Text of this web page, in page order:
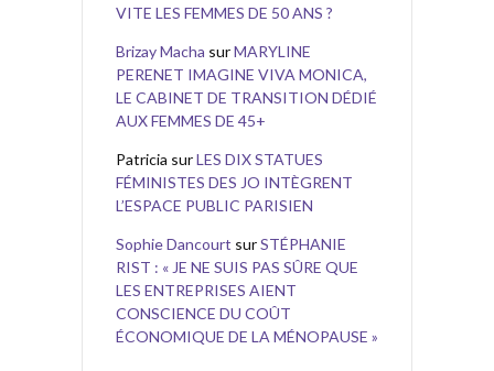
VITE LES FEMMES DE 50 ANS ?
Brizay Macha surMARYLINE
PERENET IMAGINE VIVA MONICA,
LE CABINET DE TRANSITION DÉDIÉ
AUX FEMMES DE 45+
Patricia surLES DIX STATUES
FÉMINISTES DES JO INTÈGRENT
L’ESPACE PUBLIC PARISIEN
Sophie Dancourt surSTÉPHANIE
RIST : « JE NE SUIS PAS SÛRE QUE
LES ENTREPRISES AIENT
CONSCIENCE DU COÛT
ÉCONOMIQUE DE LA MÉNOPAUSE »